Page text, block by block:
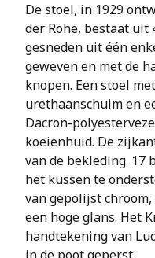
De stoel, in 1929
der Rohe, bestaat
gesneden uit één
geweven en met de
knopen. Een stoel
urethaanschuim en
Dacron-
koeienhuid. De
van de bekleding. 17
het kussen te
van gepolijst
een hoge glans. Het
handtekening van